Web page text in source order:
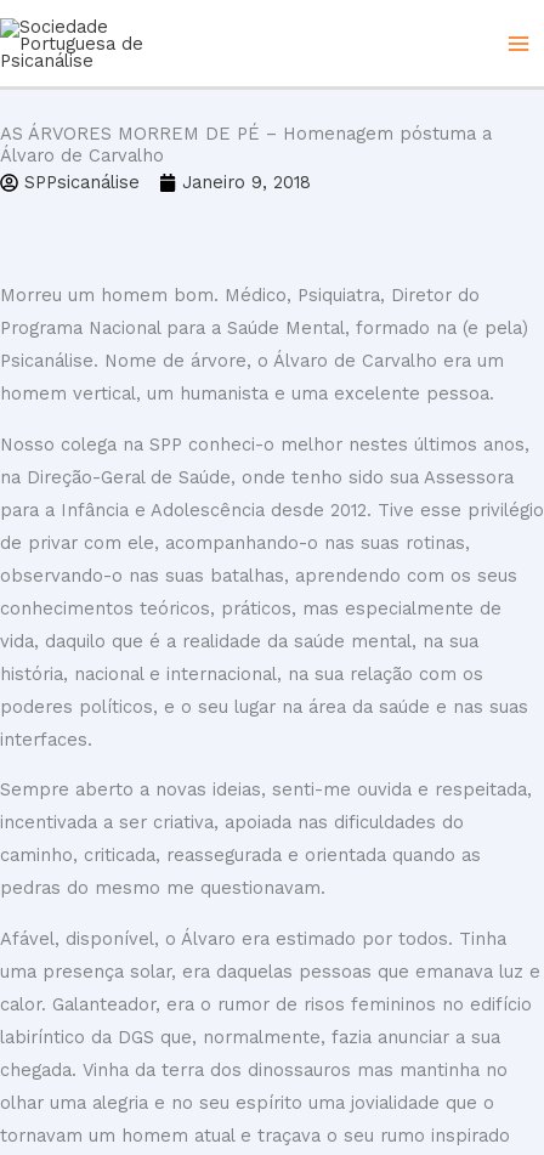
Skip
AS ÁRVORES MORREM DE PÉ – Homenagem póstuma a
Álvaro de Carvalho
SPPsicanálise
Janeiro 9, 2018
Morreu um homem bom. Médico, Psiquiatra, Diretor do
Programa Nacional para a Saúde Mental, formado na (e pela)
Psicanálise. Nome de árvore, o Álvaro de Carvalho era um
homem vertical, um humanista e uma excelente pessoa.
Nosso colega na SPP conheci-o melhor nestes últimos anos,
na Direção-Geral de Saúde, onde tenho sido sua Assessora
para a Infância e Adolescência desde 2012. Tive esse privilégio
de privar com ele, acompanhando-o nas suas rotinas,
observando-o nas suas batalhas, aprendendo com os seus
conhecimentos teóricos, práticos, mas especialmente de
vida, daquilo que é a realidade da saúde mental, na sua
história, nacional e internacional, na sua relação com os
poderes políticos, e o seu lugar na área da saúde e nas suas
interfaces.
Sempre aberto a novas ideias, senti-me ouvida e respeitada,
incentivada a ser criativa, apoiada nas dificuldades do
caminho, criticada, reassegurada e orientada quando as
pedras do mesmo me questionavam.
Afável, disponível, o Álvaro era estimado por todos. Tinha
uma presença solar, era daquelas pessoas que emanava luz e
calor. Galanteador, era o rumor de risos femininos no edifício
labiríntico da DGS que, normalmente, fazia anunciar a sua
chegada. Vinha da terra dos dinossauros mas mantinha no
olhar uma alegria e no seu espírito uma jovialidade que o
tornavam um homem atual e traçava o seu rumo inspirado